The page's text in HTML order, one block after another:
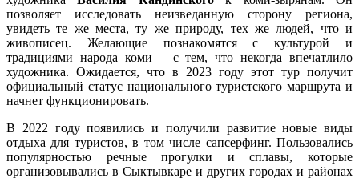
позволяет исследовать неизведанную сторону региона,
увидеть те же места, ту же природу, тех же людей, что и
живописец. Желающие познакомятся с культурой и
традициями народа коми ‒ с тем, что некогда впечатлило
художника. Ожидается, что в 2023 году этот тур получит
официальный статус национального туристского маршрута и
начнет функционировать.
В 2022 году появились и получили развитие новые виды
отдыха для туристов, в том числе сапсерфинг. Пользовались
популярностью речные прогулки и сплавы, которые
организовывались в Сыктывкаре и других городах и районах